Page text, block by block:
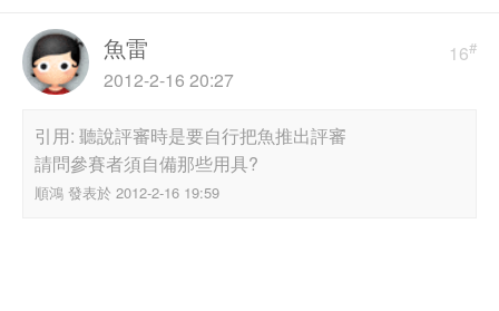
16#
魚雷
2012-2-16 20:27
引用: 聽說評審時是要自行把魚推出評審
請問參賽者須自備那些用具?
順鴻 發表於 2012-2-16 19:59